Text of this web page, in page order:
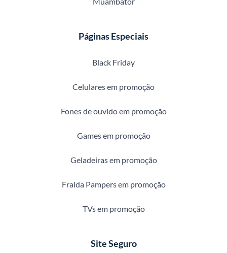
Páginas Especiais
Black Friday
Celulares em promoção
Fones de ouvido em promoção
Games em promoção
Geladeiras em promoção
Fralda Pampers em promoção
TVs em promoção
Site Seguro